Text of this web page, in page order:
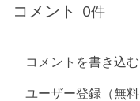
コメント 0件
コメントを書き込
ユーザー登録（無